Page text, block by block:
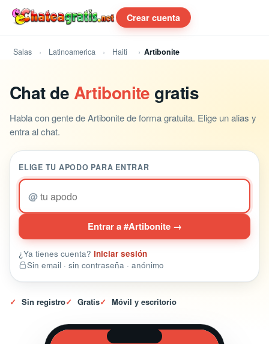
Crear cuenta
Salas Latinoamerica Haiti Artibonite
Chat de Artibonite gratis
Habla con gente de Artibonite de forma gratuita. Elige un alias y
entra al chat.
ELIGE TU APODO PARA ENTRAR
@
Entrar a #Artibonite →
¿Ya tienes cuenta? Iniciar sesión
Sin email · sin contraseña · anónimo
✓ Sin registro✓ Gratis✓ Móvil y escritorio